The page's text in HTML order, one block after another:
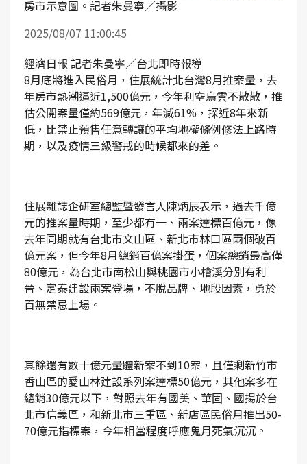
房市示意圖。記者朱曼寧／攝影
2025/08/07 11:00:45
經濟日報 記者朱曼寧／台北即時報導
8月底將進入民俗月，住展統計北台灣8月推案量，去
年房市熱潮逼近1,500億元，今年利空烏雲不散散，推
估公開案量僅約569億元，年減61%，探近8年來新
低，比禁止預售任意轉讓的平均地權條例修法上路時
期，以及疫情三級警戒的時候都來的差。
住展雜誌企研室總監暨發言人陳炳辰表示，過去千億
元的推案量時期，至少都有一、兩案達標百億元，像
去年同期就有台北市文山區、新北市林口區兩個破百
億元案，但今年8月總銷百億案掛蛋，個案總銷最高僅
80億元，為台北市南松山與桃園市小檜溪分別有利
晉、定泰建設兩案登場，不脫品牌、地段因素，勇於
百無禁忌上場。
其餘還有數十億元量體新案不到10案，且僅剩新竹市
香山區的愛山林建設系列案達標50億元，其他案多在
總銷30億元以下，對照去年有國美、華固、國揚於台
北市信義區，和新北市三重區、新店區民俗月推出50-
70億元指標案，今年相當程度呼應鬼月死氣沉沉。